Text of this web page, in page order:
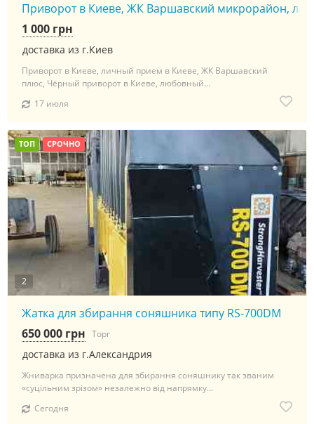
Приворот в Киеве, ЖК Варшавский микрорайон,
доставка из г.Киев
1 000 грн
Приворот в Киеве, личный прием в Киеве, ЖК Варшавский
плюс, Чёрный приворот в Киеве, любовный...
17 июля
ТОП СРОЧНО
2
Жатка для збирання соняшника типу RS-700DM
доставка из г.Александрия
650 000 грн Торг
Жниварка призначена для збирання соняшнику так званим
«суцільним зрізом» незалежно від напрямку...
Сегодня